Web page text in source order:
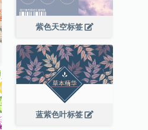
紫色天空标签
蓝紫色叶标签